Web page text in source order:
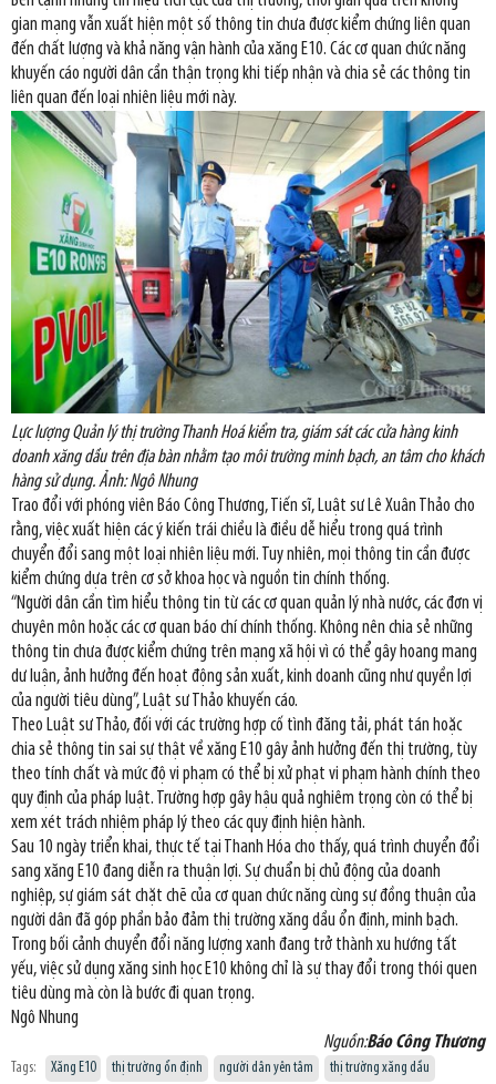
gian mạng vẫn xuất hiện một số thông tin chưa được kiểm chứng liên quan
đến chất lượng và khả năng vận hành của xăng E10. Các cơ quan chức năng
khuyến cáo người dân cần thận trọng khi tiếp nhận và chia sẻ các thông tin
liên quan đến loại nhiên liệu mới này.
Lực lượng Quản lý thị trường Thanh Hoá kiểm tra, giám sát các cửa hàng kinh
doanh xăng dầu trên địa bàn nhằm tạo môi trường minh bạch, an tâm cho khách
hàng sử dụng. Ảnh: Ngô Nhung
Trao đổi với phóng viên Báo Công Thương, Tiến sĩ, Luật sư Lê Xuân Thảo cho
rằng, việc xuất hiện các ý kiến trái chiều là điều dễ hiểu trong quá trình
chuyển đổi sang một loại nhiên liệu mới. Tuy nhiên, mọi thông tin cần được
kiểm chứng dựa trên cơ sở khoa học và nguồn tin chính thống.
“Người dân cần tìm hiểu thông tin từ các cơ quan quản lý nhà nước, các đơn vị
chuyên môn hoặc các cơ quan báo chí chính thống. Không nên chia sẻ những
thông tin chưa được kiểm chứng trên mạng xã hội vì có thể gây hoang mang
dư luận, ảnh hưởng đến hoạt động sản xuất, kinh doanh cũng như quyền lợi
của người tiêu dùng”, Luật sư Thảo khuyến cáo.
Theo Luật sư Thảo, đối với các trường hợp cố tình đăng tải, phát tán hoặc
chia sẻ thông tin sai sự thật về xăng E10 gây ảnh hưởng đến thị trường, tùy
theo tính chất và mức độ vi phạm có thể bị xử phạt vi phạm hành chính theo
quy định của pháp luật. Trường hợp gây hậu quả nghiêm trọng còn có thể bị
xem xét trách nhiệm pháp lý theo các quy định hiện hành.
Sau 10 ngày triển khai, thực tế tại Thanh Hóa cho thấy, quá trình chuyển đổi
sang xăng E10 đang diễn ra thuận lợi. Sự chuẩn bị chủ động của doanh
nghiệp, sự giám sát chặt chẽ của cơ quan chức năng cùng sự đồng thuận của
người dân đã góp phần bảo đảm thị trường xăng dầu ổn định, minh bạch.
Trong bối cảnh chuyển đổi năng lượng xanh đang trở thành xu hướng tất
yếu, việc sử dụng xăng sinh học E10 không chỉ là sự thay đổi trong thói quen
tiêu dùng mà còn là bước đi quan trọng.
Ngô Nhung
Nguồn:Báo Công Thương
Tags: Xăng E10 thị trường ổn định người dân yên tâm thị trường xăng dầu